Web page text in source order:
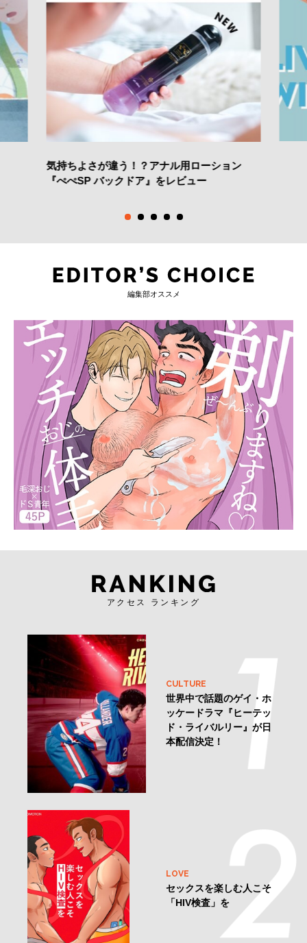
気持ちよさが違う！？アナル用ローション
『ぺぺSP バックドア』をレビュー
編集部オススメ
アクセス ランキング
CULTURE
世界中で話題のゲイ・ホ
ッケードラマ『ヒーテッ
ド・ライバルリー』が日
本配信決定！
LOVE
セックスを楽しむ人こそ
「HIV検査」を